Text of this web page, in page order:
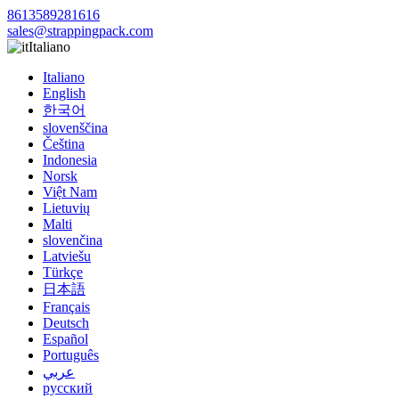
8613589281616
sales@strappingpack.com
Italiano
Italiano
English
한국어
slovenščina
Čeština
Indonesia
Norsk
Việt Nam
Lietuvių
Malti
slovenčina
Latviešu
Türkçe
日本語
Français
Deutsch
Español
Português
عربي
русский